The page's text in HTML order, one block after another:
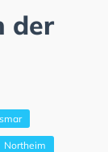
der
Northeim